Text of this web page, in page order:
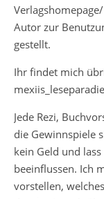
Autor zur
gestellt.
Ihr findet mich
Jede Rezi,
die Gewinnspiele
kein Geld und
beeinflussen. Ich
vorstellen,